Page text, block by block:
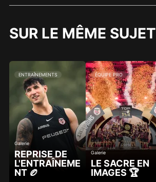
SUR LE MÊME SUJET
ENTRAÎNEMENTS
Galerie
REPRISE DE
L'ENTRAÎNEME
NT 🏉
ÉQUIPE PRO
Galerie
LE SACRE EN
IMAGES 🏆